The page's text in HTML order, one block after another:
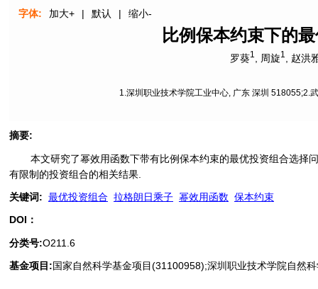
字体:
加大+ | 默认 | 缩小-
比例保本约束下的
罗葵1 周旋1 赵洪
1.深圳职业技术学院工业中心, 广东 深圳 518055;2.
摘要:
本文研究了幂效用函数下带有比例保本约束的最优投资组合选择
有限制的投资组合的相关结果.
关键词: 最优投资组合 拉格朗日乘子 幂效用函数 保本约束
DOI：
分类号:O211.6
基金项目:国家自然科学基金项目(31100958);深圳职业技术学院自然